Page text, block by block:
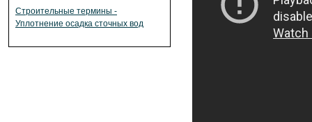
Строительные термины -
Уплотнение осадка сточных вод